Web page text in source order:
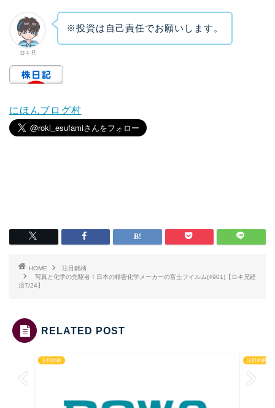
ロキ兄
※投資は自己責任でお願いします。
にほんブログ村
HOME
注目銘柄
写真と化学の先駆者！日本の精密化学メーカーの富士フイルム(4901)【ロキ兄経
済7/24】
RELATED POST
注目銘柄 注目銘柄